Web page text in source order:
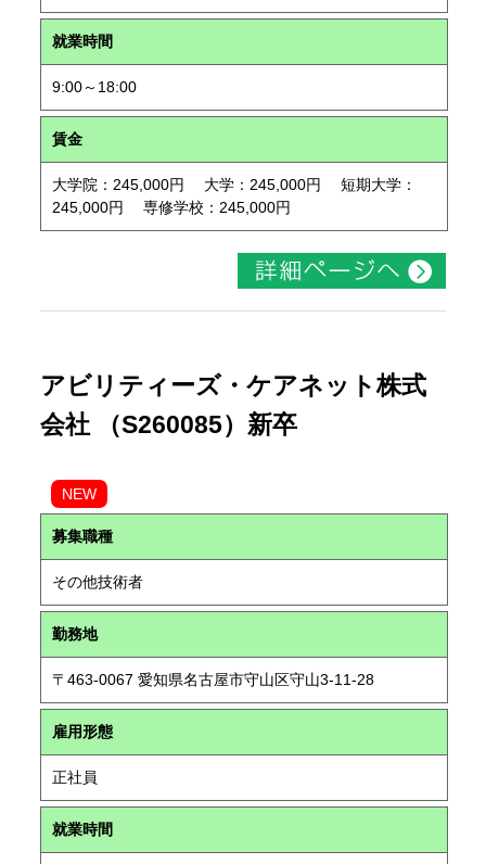
就業時間
9:00～18:00
賃金
大学院：245,000円 大学：245,000円 短期大学：
245,000円 専修学校：245,000円
アビリティーズ・ケアネット株式
会社 （S260085）新卒
NEW
募集職種
その他技術者
勤務地
〒463-0067 愛知県名古屋市守山区守山3-11-28
雇用形態
正社員
就業時間